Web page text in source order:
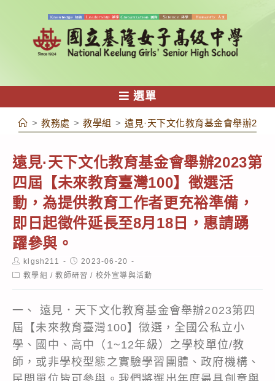
容
選單
> 教務處 > 教學組 > 遠見·天下文化教育基金會舉辦
遠見·天下文化教育基金會舉辦2023第
四屆【未來教育臺灣100】徵選活
動，為提供教育工作者更充裕準備，
即日起徵件延長至8月18日，惠請踴
躍參與。
Post
author:
klgsh211
Post
published:
2023-06-20
Post教學組 / 教師研習 / 校外宣導與活動
一、 遠見．天下文化教育基金會舉辦2023第四
屆【未來教育臺灣100】徵選，全國公私立小
學、國中、高中（1~12年級）之學校單位/教
師，或非學校型態之實驗學習團體、政府機構、